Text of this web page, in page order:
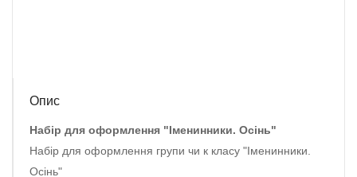
Опис
Набір для оформлення "Іменинники. Осінь"
Набір для оформлення групи чи к класу "Іменинники.
Осінь"